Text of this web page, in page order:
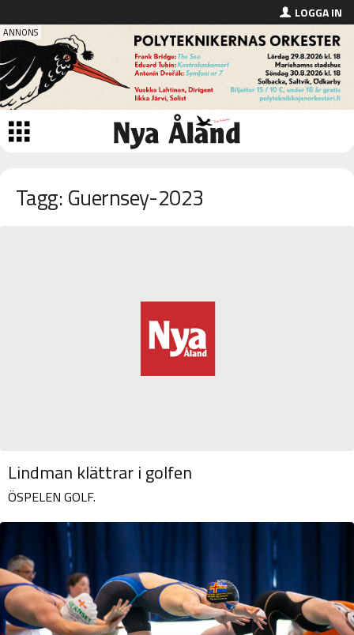
LOGGA IN
Tagg: Guernsey-2023
Lindman klättrar i golfen
ÖSPELEN GOLF.